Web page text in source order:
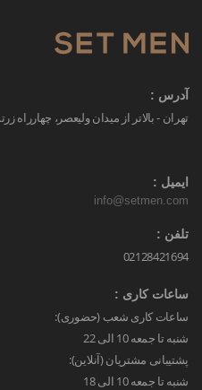
آدرس :
تهران - بالاتر از میدان ولیعصر،
ایمیل :
info@setmen.com
تلفن :
02128421694
ساعات کاری :
ساعات کاری شعب (حضوری):
شنبه تا جمعه 10 الی 22
پشتیبانی مشتریان (آنلاین):
شنبه تا جمعه 10 الی 18